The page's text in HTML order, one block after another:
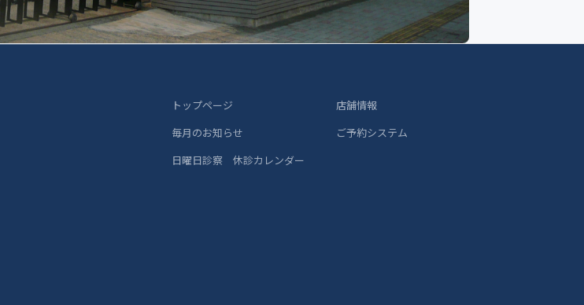
トップページ
毎月のお知らせ
日曜日診察 休診カレンダー
店舗情報
ご予約システム